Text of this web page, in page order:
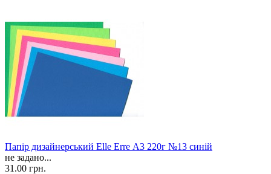
Папір дизайнерський Elle Erre А3 220г №13 синій
не задано...
31.00 грн.